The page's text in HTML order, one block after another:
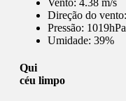
Direção do vento:
Pressão: 1019hPa
Umidade: 39%
Qui
céu limpo